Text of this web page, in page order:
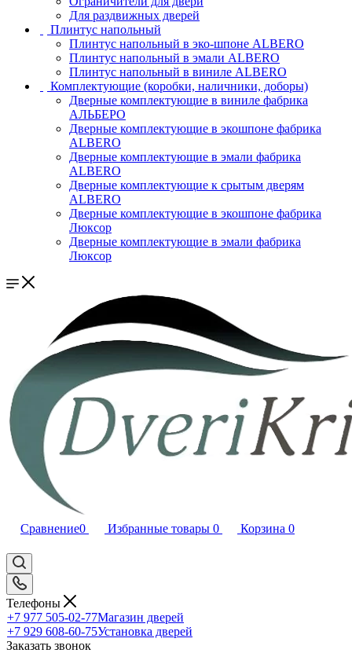
Для раздвижных дверей
Плинтус напольный
Плинтус напольный в эко-шпоне ALBERO
Плинтус напольный в эмали ALBERO
Плинтус напольный в виниле ALBERO
Комплектующие (коробки, наличники, доборы)
Дверные комплектующие в виниле фабрика
АЛЬБЕРО
Дверные комплектующие в экошпоне фабрика
ALBERO
Дверные комплектующие в эмали фабрика
ALBERO
Дверные комплектующие к срытым дверям
ALBERO
Дверные комплектующие в экошпоне фабрика
Люксор
Дверные комплектующие в эмали фабрика
Люксор
Сравнение0 Избранные товары 0 Корзина 0
Телефоны
+7 977 505-02-77Магазин дверей
+7 929 608-60-75Установка дверей
Заказать звонок